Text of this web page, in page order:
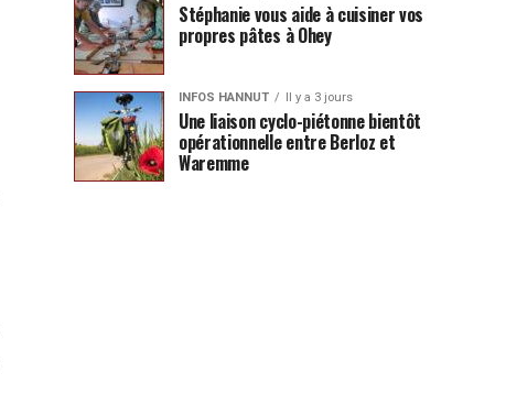
Stéphanie vous aide à cuisiner vos
propres pâtes à Ohey
INFOS HANNUT Il y a 3 jours
Une liaison cyclo-piétonne bientôt
opérationnelle entre Berloz et
Waremme